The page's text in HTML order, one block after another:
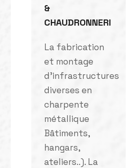
&
CHAUDRONNERI
La fabrication
et montage
d'infrastructures
diverses en
charpente
métallique
Bâtiments,
hangars,
ateliers..). La